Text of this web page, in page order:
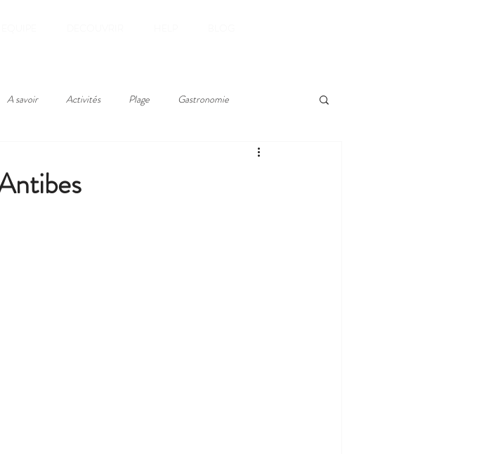
A savoir Activités Plage Gastronomie